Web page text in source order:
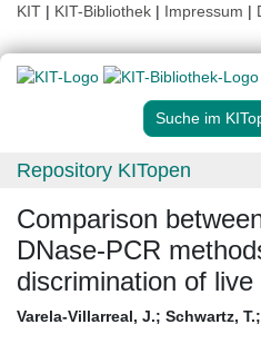
KIT | KIT-Bibliothek | Impressum |
Suche im
Repository KITopen
Comparison
DNase-PCR
discrimination of
Varela-Villarreal, J.; Schwartz, T.;